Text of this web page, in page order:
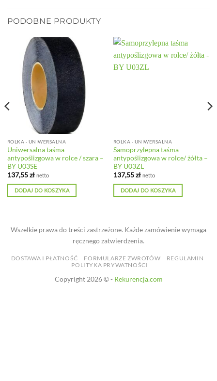
PODOBNE PRODUKTY
ROLKA - UNIWERSALNA
Uniwersalna taśma
antypoślizgowa w rolce / szara –
BY U03SE
137,55zł netto
DODAJ DO KOSZYKA
ROLKA - UNIWERSALNA
Samoprzylepna taśma
antypoślizgowa w rolce/ żółta –
BY U03ZL
137,55zł netto
DODAJ DO KOSZYKA
Wszelkie prawa do treści zastrzeżone. Każde zamówienie wymaga
ręcznego zatwierdzenia.
DOSTAWA I PŁATNOŚĆ FORMULARZE ZWROTÓW
REGULAMIN
POLITYKA PRYWATNOŚCI
Copyright 2026 © - Rekurencja.com